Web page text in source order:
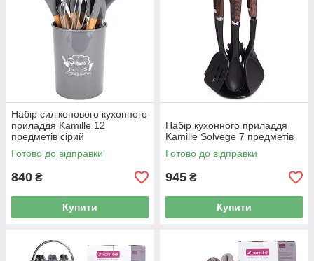
Набір силіконового кухонного
приладдя Kamille 12
предметів cірий
Готово до відправки
840 ₴
Купити
Набір кухонного приладдя
Kamille Solvege 7 предметів
Готово до відправки
945 ₴
Купити